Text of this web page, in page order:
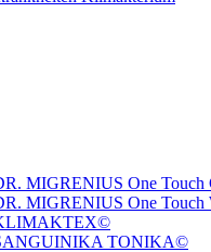
MIGRENIUS One
MIGRENIUS One
TONIKA©